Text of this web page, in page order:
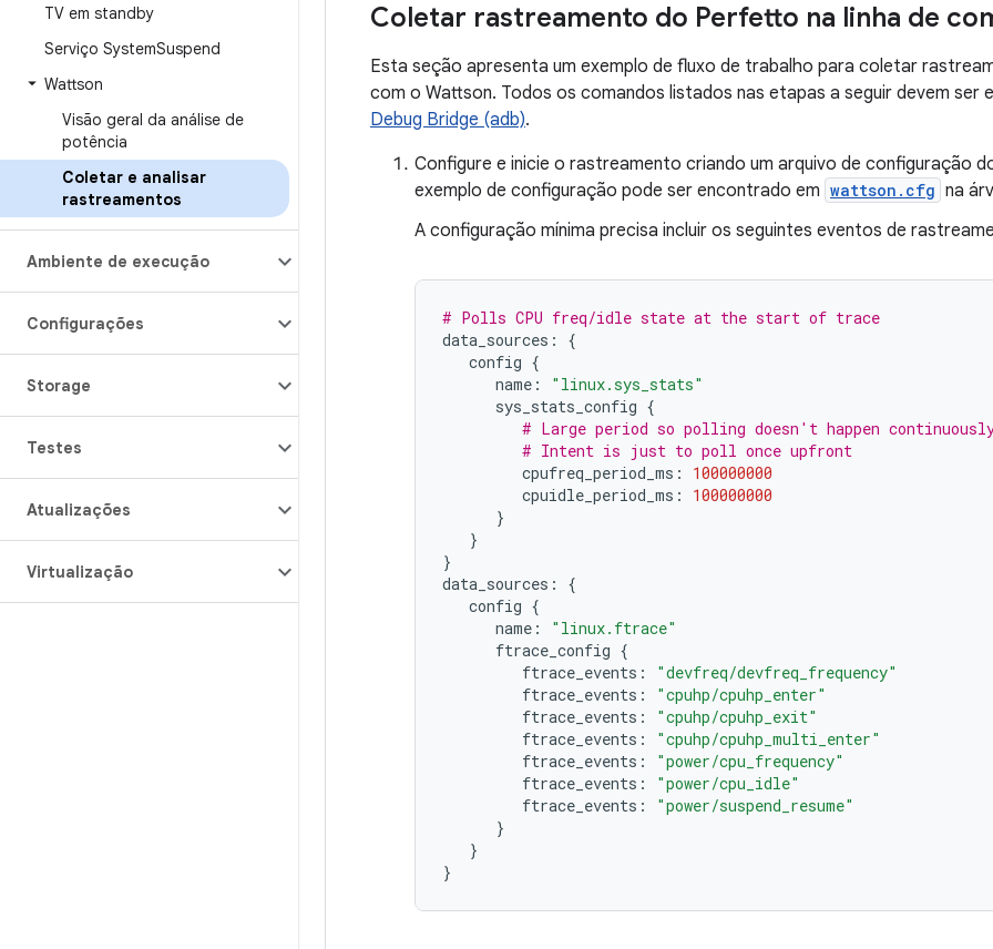
TV em standby
Serviço SystemSuspend
Wattson
Visão geral da análise de
potência
Coletar e analisar
rastreamentos
Ambiente de execução
Configurações
Storage
Testes
Atualizações
Virtualização
Coletar rastreamento do Perfetto na linha de
Esta seção apresenta um exemplo de fluxo de trabalho para coletar
com o Wattson. Todos os comandos listados nas etapas a seguir devem
Debug Bridge (adb).
Configure e inicie o rastreamento criando um arquivo de configuração
exemplo de configuração pode ser encontrado em wattson.cfg na
A configuração mínima precisa incluir os seguintes eventos de
# Polls CPU freq/idle state at the start of trace
data_sources:
{
config {
name:
"linux.sys_stats"
sys_stats_config {
# Large period so polling doesn't happen
# Intent is just to poll once upfront
cpufreq_period_ms:
100000000
cpuidle_period_ms:
100000000
}
}
}
data_sources:
{
config {
name:
"linux.ftrace"
ftrace_config {
ftrace_events:
"devfreq/devfreq_frequency"
ftrace_events:
"cpuhp/cpuhp_enter"
ftrace_events:
"cpuhp/cpuhp_exit"
ftrace_events:
"cpuhp/cpuhp_multi_enter"
ftrace_events:
"power/cpu_frequency"
ftrace_events:
"power/cpu_idle"
ftrace_events:
"power/suspend_resume"
}
}
}